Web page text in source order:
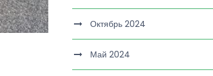
Октябрь 2024
Май 2024